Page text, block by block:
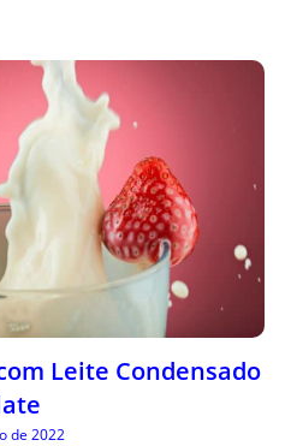
Leite Condensado
de 2022